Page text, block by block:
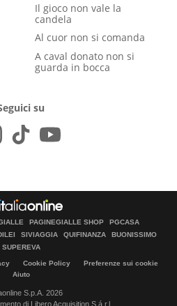
Il gioco non vale la
candela
Al cuor non si comanda
A caval donato non si
guarda in bocca
su
PAGINEGIALLE SHOP
PGCASA
SIVIAGGIA QUIFINANZA
BUONISSIMO
SUPEREVA
Cookie Policy
Preferenze sui cookie
Aiuto
S.p.A. 2026
di Libero Acquisition S.á r.l.